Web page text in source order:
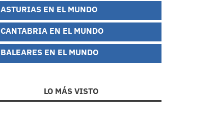
ASTURIAS EN EL MUNDO
CANTABRIA EN EL MUNDO
BALEARES EN EL MUNDO
LO MÁS VISTO